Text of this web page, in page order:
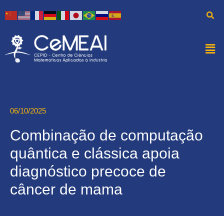
06/10/2025
Combinação de computação
quântica e clássica apoia
diagnóstico precoce de
câncer de mama